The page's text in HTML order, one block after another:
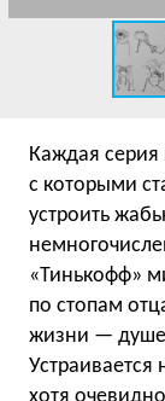
Каждая серия
с которыми
устроить
«Тинькофф»
по стопам
жизни —
Устраивается